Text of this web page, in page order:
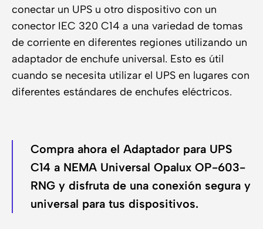
conectar un UPS u otro dispositivo con un
conector IEC 320 C14 a una variedad de tomas
de corriente en diferentes regiones utilizando un
adaptador de enchufe universal. Esto es útil
cuando se necesita utilizar el UPS en lugares con
diferentes estándares de enchufes eléctricos.
Compra ahora el Adaptador para UPS
C14 a NEMA Universal Opalux OP-603-
RNG y disfruta de una conexión segura y
universal para tus dispositivos.